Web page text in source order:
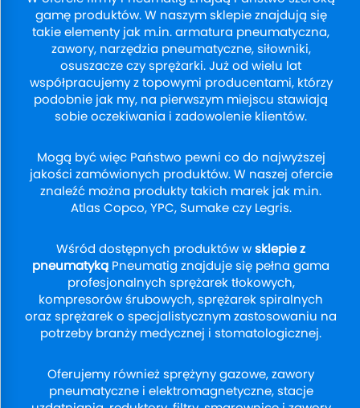
gamę produktów. W naszym sklepie znajdują się
takie elementy jak m.in. armatura pneumatyczna,
zawory, narzędzia pneumatyczne, siłowniki,
osuszacze czy sprężarki. Już od wielu lat
współpracujemy z topowymi producentami, którzy
podobnie jak my, na pierwszym miejscu stawiają
sobie oczekiwania i zadowolenie klientów.
Mogą być więc Państwo pewni co do najwyższej
jakości zamówionych produktów. W naszej ofercie
znaleźć można produkty takich marek jak m.in.
Atlas Copco, YPC, Sumake czy Legris.
Wśród dostępnych produktów wsklepie z
pneumatyką Pneumatig znajduje się pełna gama
profesjonalnych sprężarek tłokowych,
kompresorów śrubowych, sprężarek spiralnych
oraz sprężarek o specjalistycznym zastosowaniu na
potrzeby branży medycznej i stomatologicznej.
Oferujemy również sprężyny gazowe, zawory
pneumatyczne i elektromagnetyczne, stacje